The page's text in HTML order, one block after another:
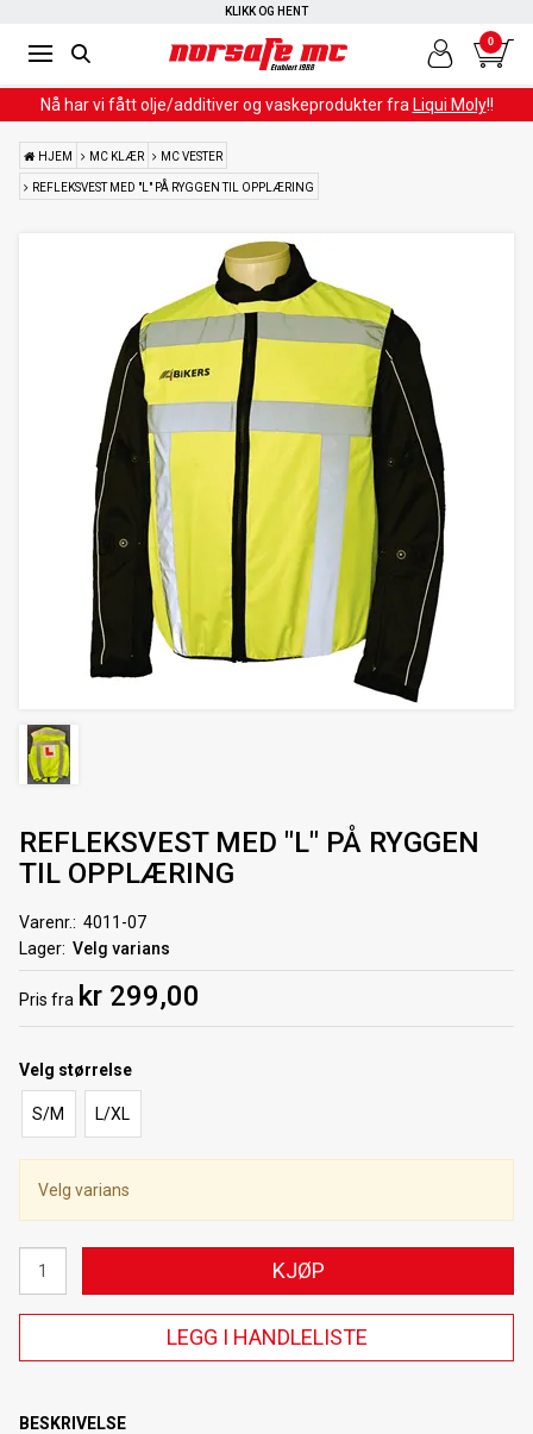
KLIKK OG HENT
0
Nå har vi fått olje/additiver og vaskeprodukter fra Liqui Moly!!
HJEM MC KLÆR MC VESTER
REFLEKSVEST MED "L" PÅ RYGGEN TIL OPPLÆRING
REFLEKSVEST MED "L" PÅ RYGGEN
TIL OPPLÆRING
Varenr.
4011-07
Lager Velg varians
Pris fra kr 299,00
Velg størrelse
S/M L/XL
Velg varians
KJØP
LEGG I HANDLELISTE
BESKRIVELSE